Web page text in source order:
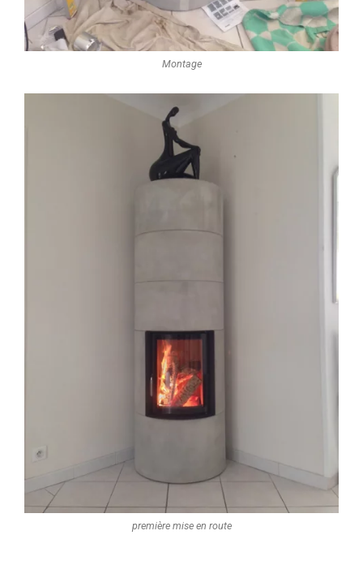
Montage
première mise en route